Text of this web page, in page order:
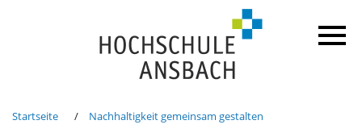
Startseite Nachhaltigkeit gemeinsam gestalten